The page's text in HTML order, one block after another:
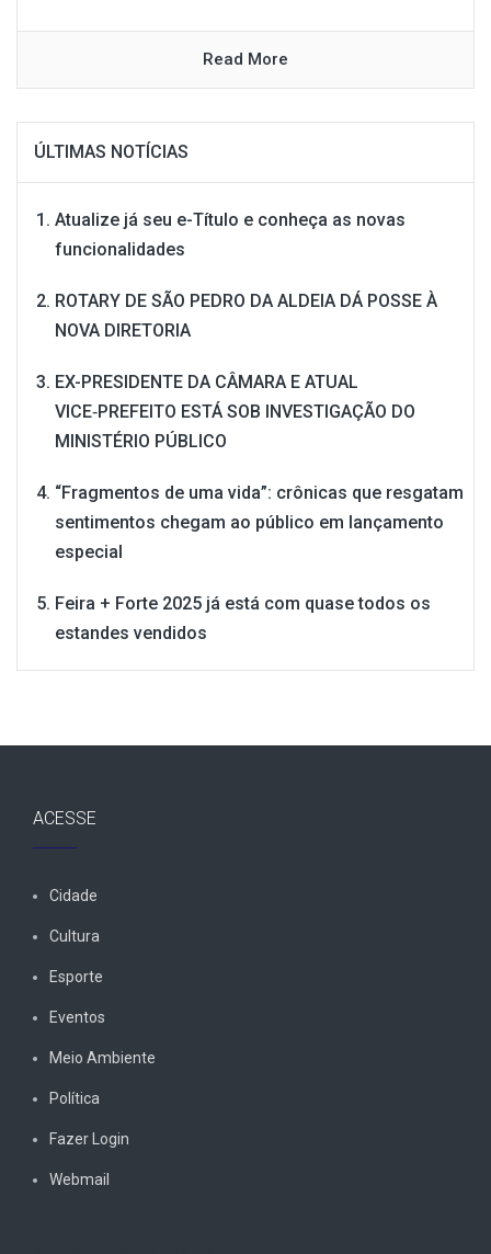
Read More
ÚLTIMAS NOTÍCIAS
Atualize já seu e-Título e conheça as novas
funcionalidades
ROTARY DE SÃO PEDRO DA ALDEIA DÁ POSSE À
NOVA DIRETORIA
EX-PRESIDENTE DA CÂMARA E ATUAL
VICE‑PREFEITO ESTÁ SOB INVESTIGAÇÃO DO
MINISTÉRIO PÚBLICO
“Fragmentos de uma vida”: crônicas que resgatam
sentimentos chegam ao público em lançamento
especial
Feira + Forte 2025 já está com quase todos os
estandes vendidos
ACESSE
Cidade
Cultura
Esporte
Eventos
Meio Ambiente
Política
Fazer Login
Webmail